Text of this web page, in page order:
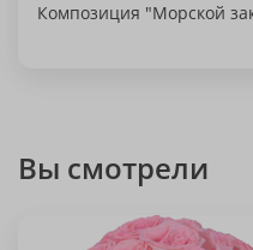
Композиция "Морской
Вы смотрели